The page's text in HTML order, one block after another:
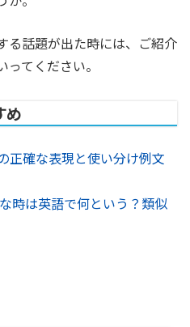
る話題が出た時には、ご紹介
てください。
め
正確な表現と使い分け例文
時は英語で何という？類似